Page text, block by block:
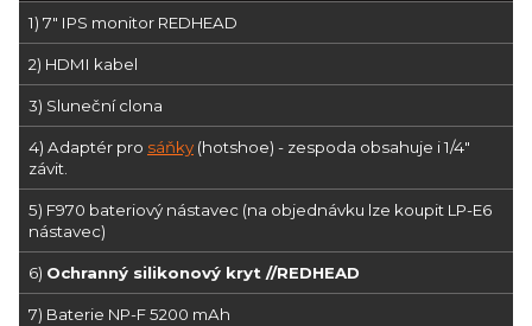
1) 7" IPS monitor REDHEAD
2) HDMI kabel
3) Sluneční clona
4) Adaptér pro sáňky (hotshoe) - zespoda obsahuje i 1/4"
závit.
5) F970 bateriový nástavec (na objednávku lze koupit LP-E6
nástavec)
6) Ochranný silikonový kryt //REDHEAD
7) Baterie NP-F 5200 mAh